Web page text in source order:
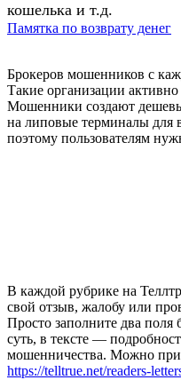
кошелька и т.д.
Памятка по возврату денег
Брокеров мошенников с
Такие организации
Мошенники создают
на липовые терминалы для
поэтому пользователям
В каждой рубрике на
свой отзыв, жалобу или
Просто заполните два поля
суть, в тексте —
мошенничества. Можно
https://telltrue.net/readers-